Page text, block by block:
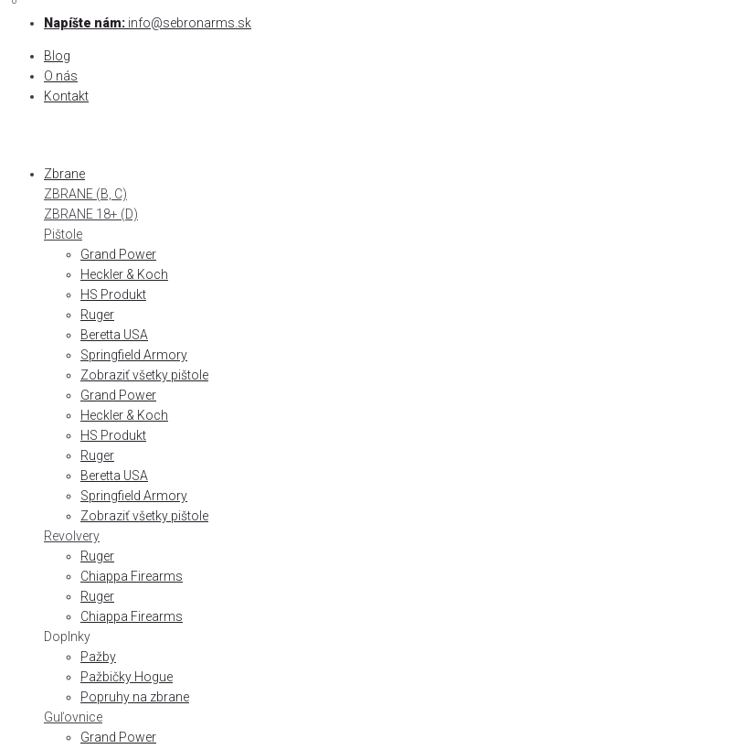
Skip
content
Napíšte nám: info@sebronarms.sk
Blog
O nás
Kontakt
Zbrane
ZBRANE (B, C)
ZBRANE 18+ (D)
Pištole
Grand Power
Heckler & Koch
HS Produkt
Ruger
Beretta USA
Springfield Armory
Zobraziť všetky pištole
Grand Power
Heckler & Koch
HS Produkt
Ruger
Beretta USA
Springfield Armory
Zobraziť všetky pištole
Revolvery
Ruger
Chiappa Firearms
Ruger
Chiappa Firearms
Doplnky
Pažby
Pažbičky Hogue
Popruhy na zbrane
Guľovnice
Grand Power